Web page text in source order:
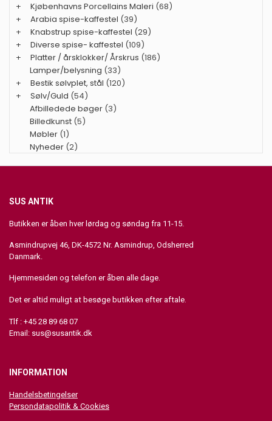
+
Kjøbenhavns Porcellains Maleri (68)
+
Arabia spise-kaffestel (39)
+
Knabstrup spise-kaffestel (29)
+
Diverse spise- kaffestel (109)
+
Platter / årsklokker/ Årskrus (186)
Lamper/belysning (33)
+
Bestik sølvplet, stål (120)
+
Sølv/Guld (54)
Afbilledede bøger (3)
Billedkunst (5)
Møbler (1)
Nyheder (2)
SUS ANTIK
Butikken er åben hver lørdag og søndag fra 11-15.
Asmindrupvej 46, DK-4572 Nr. Asmindrup, Odsherred
Danmark.
Hjemmesiden og telefon er åben alle dage.
Det er altid muligt at besøge butikken efter aftale.
Tlf : +45 28 89 68 07
Email: sus@susantik.dk
INFORMATION
Handelsbetingelser
Persondatapolitik & Cookies